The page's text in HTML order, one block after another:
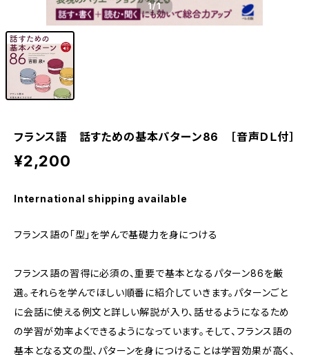
1/1
フランス語 話すための基本パターン86 ［音声ＤＬ付］
¥2,200
International shipping available
フランス語の「型」を学んで基礎力を身につける
フランス語の習得に必須の、重要で基本となるパターン86を厳
選。それらを学んでほしい順番に紹介していきます。パターンごと
に会話に使える例文と詳しい解説が入り、話せるようになるため
の学習が効率よくできるようになっています。そして、フランス語の
基本となる文の型、パターンを身につけることは学習効果が高く、